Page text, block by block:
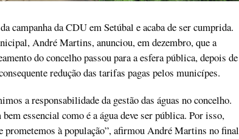
campanha da CDU em Setúbal e acaba de ser cumprida.
André Martins, anunciou, em dezembro, que a
do concelho passou para a esfera pública, depois de
redução das tarifas pagas pelos municípes.
a responsabilidade da gestão das águas no concelho.
essencial como é a água deve ser pública. Por isso,
prometemos à população”, afirmou André Martins no final